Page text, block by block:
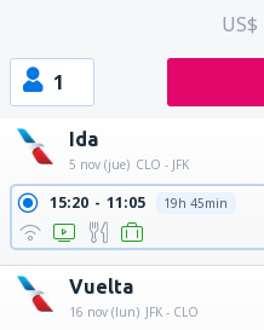
US$
1
Ida
5 nov (jue) CLO - JFK
15:20 11:05 19h 45min
Vuelta
16 nov (lun) JFK - CLO